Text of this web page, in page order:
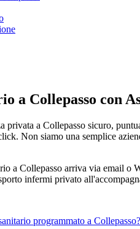
a Collepasso con
privata a Collepasso sicuro,
Non siamo una semplice
a Collepasso arriva via email o
infermi privato
programmato a Collepasso?